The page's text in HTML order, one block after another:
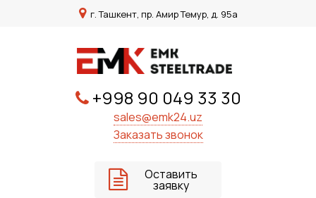
г. Ташкент, пр. Амир Темур, д. 95а
+998 90 049 33 30
sales@emk24.uz
Заказать звонок
Оставить
заявку